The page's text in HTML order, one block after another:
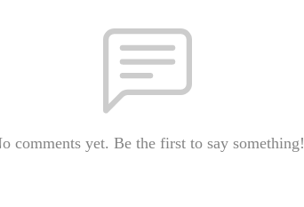
comments yet. Be the first to say something!